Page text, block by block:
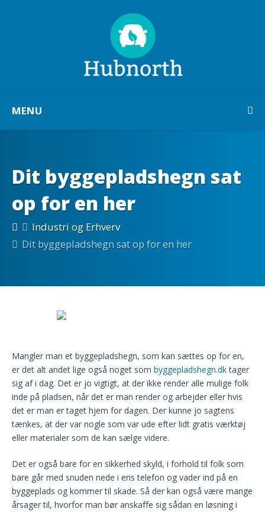
MENU
Dit byggepladshegn sat
op for en her
Industri og Erhverv
Dit byggepladshegn sat op for en her
Mangler man et byggepladshegn, som kan sættes op for en,
er det alt andet lige også noget som byggepladshegn.dktager
sig af i dag. Det er jo vigtigt, at der ikke render alle mulige folk
inde på pladsen, når det er man render og arbejder eller hvis
det er man er taget hjem for dagen. Der kunne jo sagtens
tænkes, at der var nogle som var ude efter lidt gratis værktøj
eller materialer som de kan sælge videre.
Det er også bare for en sikkerhed skyld, i forhold til folk som
bare går med snuden nede i ens telefon og vader ind på en
byggeplads og kommer til skade. Så der kan også være mange
årsager til, hvorfor man bør anskaffe sig sådan en løsning i